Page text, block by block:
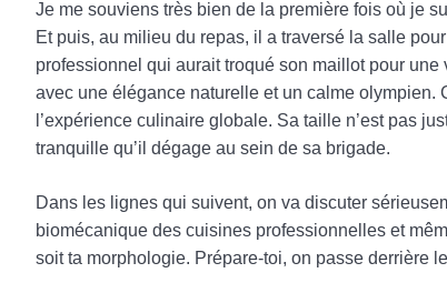
Je me souviens très bien de la première fois où je
Et puis, au milieu du repas, il a traversé la salle
professionnel qui aurait troqué son maillot pour
avec une élégance naturelle et un calme olympien.
l’expérience culinaire globale. Sa taille n’est pas
tranquille qu’il dégage au sein de sa brigade.
Dans les lignes qui suivent, on va discuter
biomécanique des cuisines professionnelles et
soit ta morphologie. Prépare-toi, on passe derrière